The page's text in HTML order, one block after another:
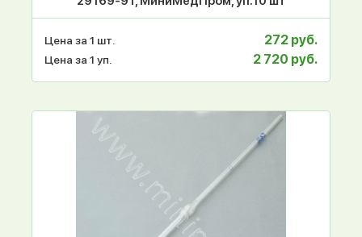
Цена за 1 шт. 272 руб.
Цена за 1 уп. 2 720 руб.